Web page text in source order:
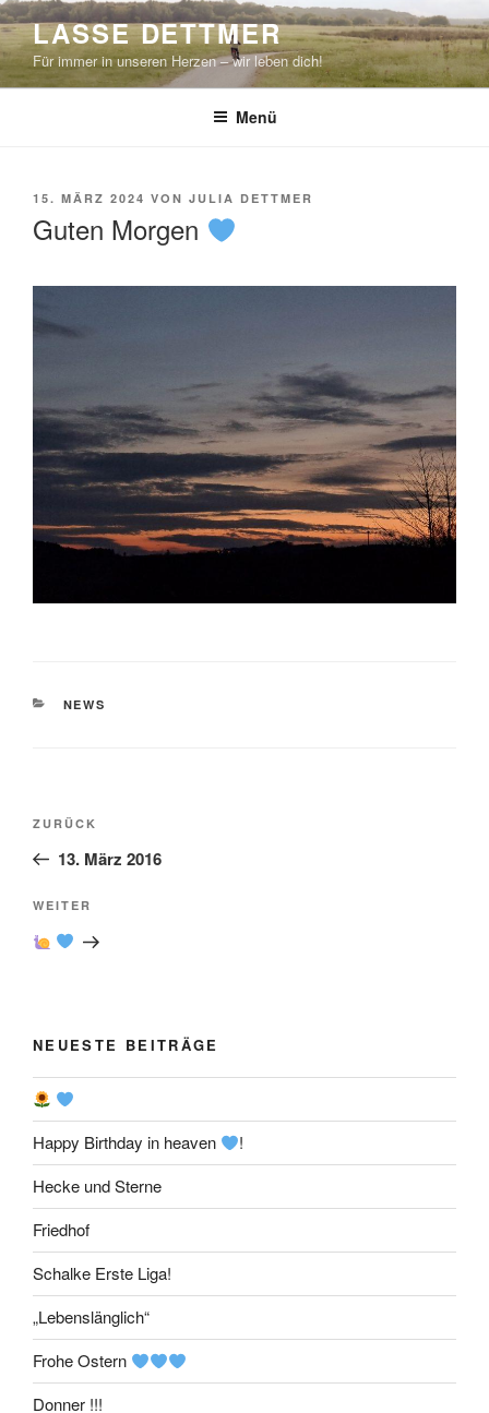
Zum
Inhalt
springen
LASSE DETTMER
Für immer in unseren Herzen – wir leben dich!
Menü
VERÖFFENTLICHT
15. MÄRZ 2024 VON JULIA DETTMER
Guten Morgen
KATEGORIEN
NEWS
Beitragsnavigation
Vorheriger
Beitrag
ZURÜCK
13. März 2016
Nächster
Beitrag
WEITER
NEUESTE BEITRÄGE
Happy Birthday in heaven
!
Hecke und Sterne
Friedhof
Schalke Erste Liga!
„Lebenslänglich“
Frohe Ostern
Donner !!!